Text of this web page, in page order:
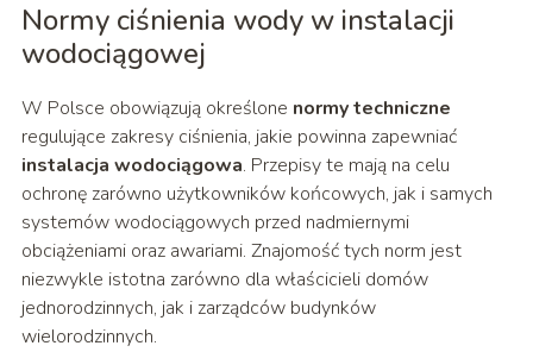
Normy ciśnienia wody w instalacji
wodociągowej
W Polsce obowiązują określone normy techniczne
regulujące zakresy ciśnienia, jakie powinna zapewniać
instalacja wodociągowa. Przepisy te mają na celu
ochronę zarówno użytkowników końcowych, jak i samych
systemów wodociągowych przed nadmiernymi
obciążeniami oraz awariami. Znajomość tych norm jest
niezwykle istotna zarówno dla właścicieli domów
jednorodzinnych, jak i zarządców budynków
wielorodzinnych.